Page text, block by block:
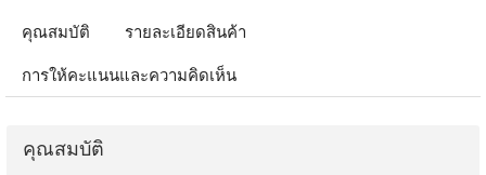
คุณสมบัติ รายละเอียดสินค้า
การให้คะแนนและความคิดเห็น
คุณสมบัติ